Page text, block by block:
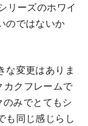
リーズのホワイ
のではないか
な変更はありま
クフレームで
みでとてもシ
も同じ感じらし